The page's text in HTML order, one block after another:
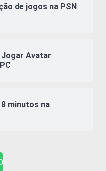
de jogos na PSN
Jogar Avatar
8 minutos na